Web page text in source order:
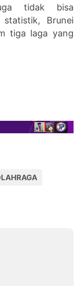
tidak bisa
statistik, Brunei
tiga laga yang